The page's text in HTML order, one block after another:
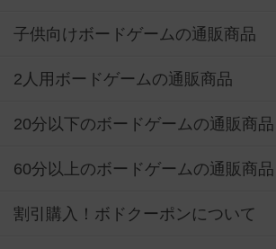
子供向けボードゲームの通販商品
2人用ボードゲームの通販商品
20分以下のボードゲームの通販商品
60分以上のボードゲームの通販商品
割引購入！ボドクーポンについて